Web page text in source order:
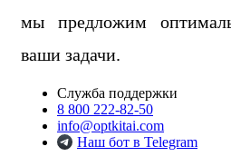
мы предложим
ваши задачи.
Служба поддержки
8 800 222-82-50
info@optkitai.com
Наш бот в Telegram